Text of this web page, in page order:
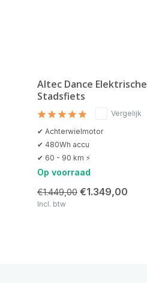
Altec Dance Elektrische
Stadsfiets
Vergelijk
✔ Achterwielmotor
✔ 480Wh accu
✔ 60 - 90 km ⚡
Op voorraad
€1.449,00 €1.349,00
Incl. btw